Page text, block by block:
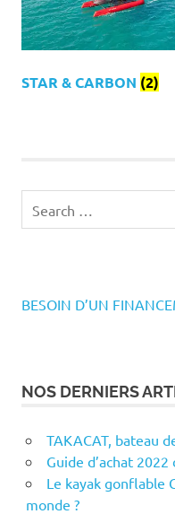
STAR & CARBON (2)
for:
BESOIN D’UN
NOS DERNIERS
TAKACAT, bateau
Guide d’achat 2022
Le kayak gonflable
monde ?